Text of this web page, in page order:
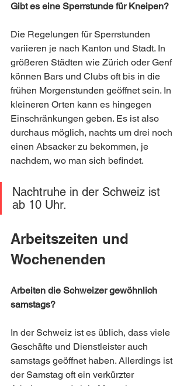
Gibt es eine Sperrstunde für Kneipen?
Die Regelungen für Sperrstunden
variieren je nach Kanton und Stadt. In
größeren Städten wie Zürich oder Genf
können Bars und Clubs oft bis in die
frühen Morgenstunden geöffnet sein. In
kleineren Orten kann es hingegen
Einschränkungen geben. Es ist also
durchaus möglich, nachts um drei noch
einen Absacker zu bekommen, je
nachdem, wo man sich befindet.
Nachtruhe in der Schweiz ist
ab 10 Uhr.
Arbeitszeiten und
Wochenenden
Arbeiten die Schweizer gewöhnlich
samstags?
In der Schweiz ist es üblich, dass viele
Geschäfte und Dienstleister auch
samstags geöffnet haben. Allerdings ist
der Samstag oft ein verkürzter